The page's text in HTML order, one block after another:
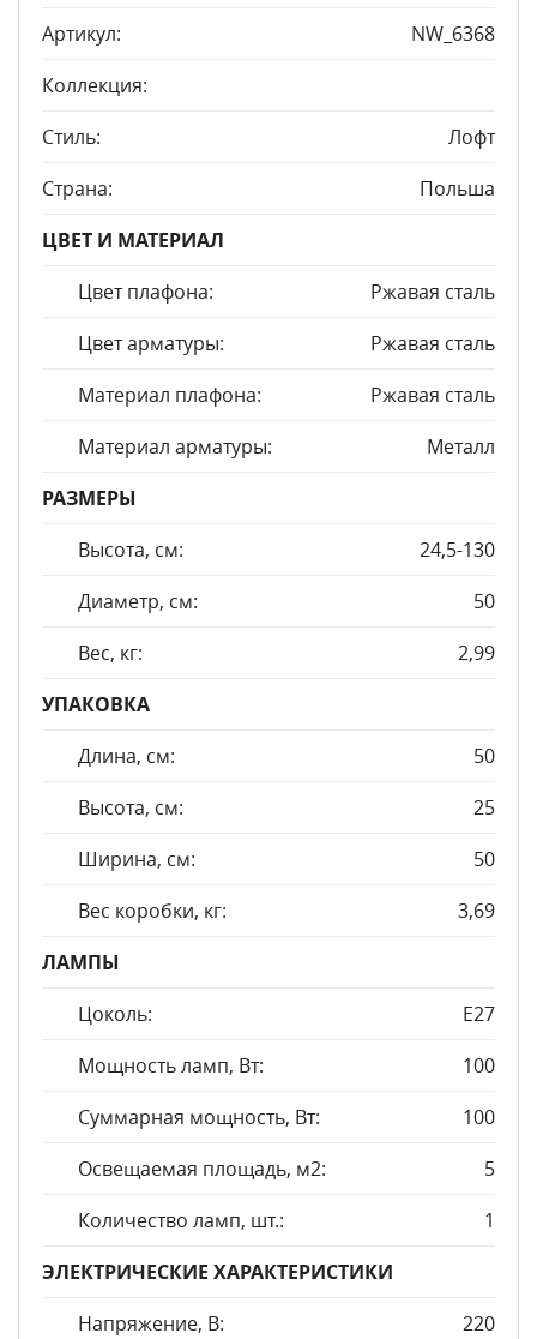
Артикул:
NW_6368
Коллекция:
Стиль:
Лофт
Страна:
Польша
ЦВЕТ И МАТЕРИАЛ
Цвет плафона:
Ржавая сталь
Цвет арматуры:
Ржавая сталь
Материал плафона:
Ржавая сталь
Материал арматуры:
Металл
РАЗМЕРЫ
Высота, см:
24,5-130
Диаметр, см:
50
Вес, кг:
2,99
УПАКОВКА
Длина, см:
50
Высота, см:
25
Ширина, см:
50
Вес коробки, кг:
3,69
ЛАМПЫ
Цоколь:
E27
Мощность ламп, Вт:
100
Суммарная мощность, Вт:
100
Освещаемая площадь, м2:
5
Количество ламп, шт.:
1
ЭЛЕКТРИЧЕСКИЕ ХАРАКТЕРИСТИКИ
Напряжение, В:
220